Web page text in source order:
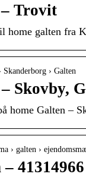
Trovit
home galten fra
› Galten
Skovby,
home Galten –
› galten ›